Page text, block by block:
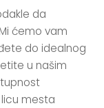
da
ćemo vam
do idealnog
u našim
mesta